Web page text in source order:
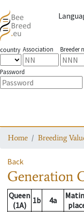
country Association Breeder
Password
Home Breeding
Back
Generation
Queen
(1A)
1b 4a